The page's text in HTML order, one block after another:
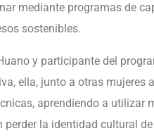
mediante programas de
sostenibles.
y participante del
ella, junto a otras mujeres
aprendiendo a utilizar
la identidad cultural